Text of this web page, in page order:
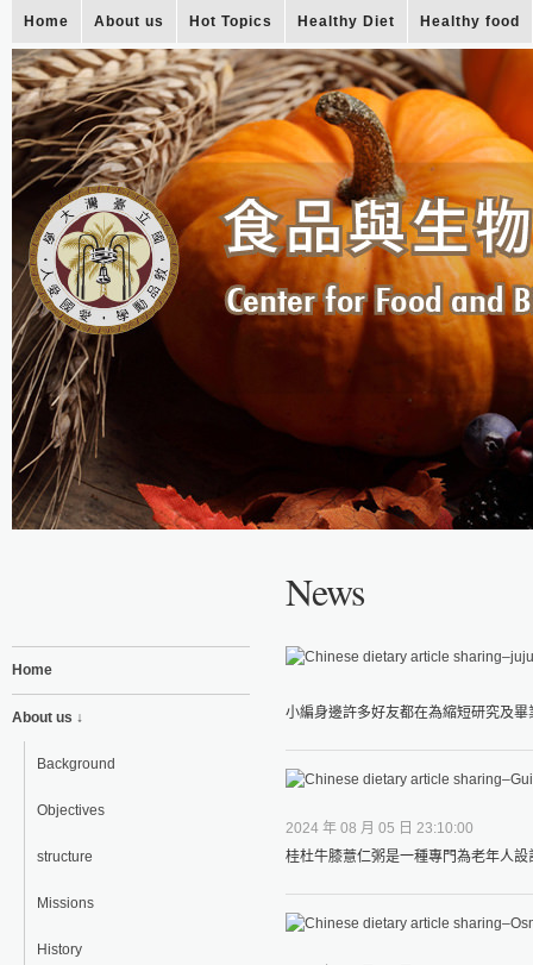
Home About us Hot Topics Healthy Diet Healthy food
News
Home
About us ↓
Background
Objectives
structure
Missions
History
小編身邊許多好友都在為縮短研究及
2024 年 08 月 05 日 23:10:00
桂杜牛膝薏仁粥是一種專門為老年人